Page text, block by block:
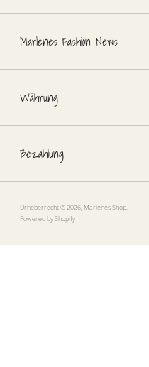
Marlenes Fashion News
Währung
Bezahlung
Urheberrecht © 2026, Marlenes Shop
Powered by Shopify